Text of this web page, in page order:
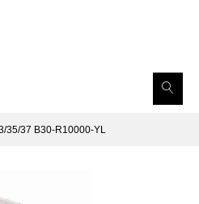
35/37 B30-R10000-YL